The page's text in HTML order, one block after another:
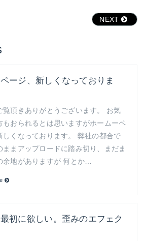
NEXT
ージ、新しくなっておりま
覧頂きありがとうございます。 お気
もおられるとは思いますがホームーペ
しくなっております。 弊社の都合で
ままアップロードに踏み切り、まだま
余地がありますが 何とか…
初に欲しい。歪みのエフェク